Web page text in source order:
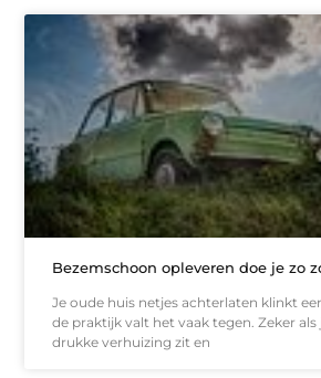
Bezemschoon opleveren doe je zo
Je oude huis netjes achterlaten klinkt
de praktijk valt het vaak tegen. Zeker
drukke verhuizing zit en